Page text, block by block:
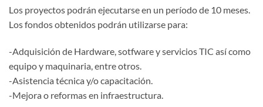
Los proyectos podrán ejecutarse en un período de 10 meses.
Los fondos obtenidos podrán utilizarse para:
-Adquisición de Hardware, sotfware y servicios TIC así como
equipo y maquinaria, entre otros.
-Asistencia técnica y/o capacitación.
-Mejora o reformas en infraestructura.